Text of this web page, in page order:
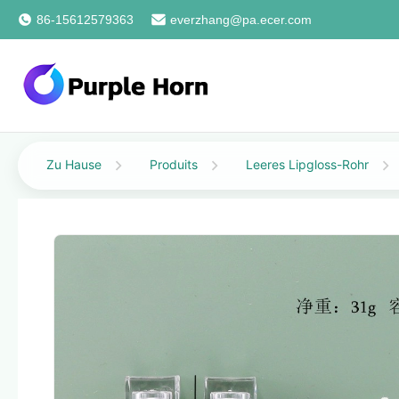
86-15612579363 everzhang@pa.ecer.com
Zu Hause Produits Leeres Lipgloss-Rohr